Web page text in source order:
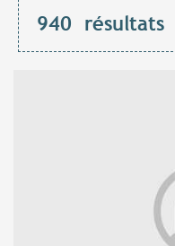
940 résultats